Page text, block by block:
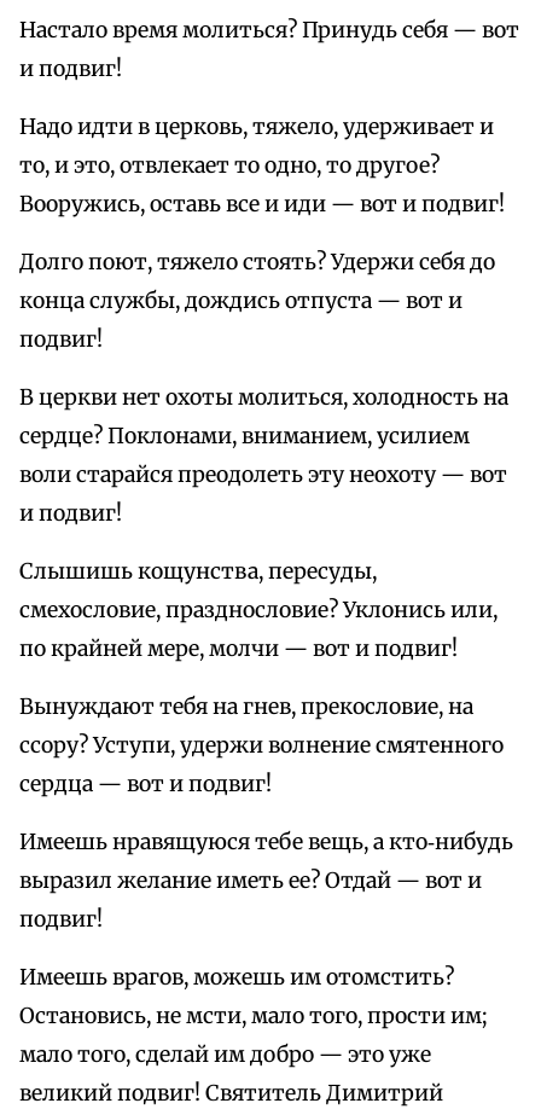
Настало время молиться? Принудь себя — вот
и подвиг!
Надо идти в церковь, тяжело, удерживает и
то, и это, отвлекает то одно, то другое?
Вооружись, оставь все и иди — вот и подвиг!
Долго поют, тяжело стоять? Удержи себя до
конца службы, дождись отпуста — вот и
подвиг!
В церкви нет охоты молиться, холодность на
сердце? Поклонами, вниманием, усилием
воли старайся преодолеть эту неохоту — вот
и подвиг!
Слышишь кощунства, пересуды,
смехословие, празднословие? Уклонись или,
по крайней мере, молчи — вот и подвиг!
Вынуждают тебя на гнев, прекословие, на
ссору? Уступи, удержи волнение смятенного
сердца — вот и подвиг!
Имеешь нравящуюся тебе вещь, а кто‑нибудь
выразил желание иметь ее? Отдай — вот и
подвиг!
Имеешь врагов, можешь им отомстить?
Остановись, не мсти, мало того, прости им;
мало того, сделай им добро — это уже
великий подвиг! Святитель Димитрий